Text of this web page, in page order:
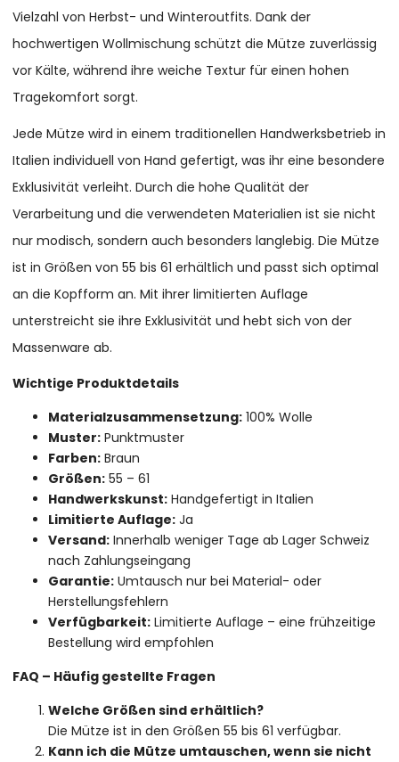
Vielzahl von Herbst- und Winteroutfits. Dank der
hochwertigen Wollmischung schützt die Mütze zuverlässig
vor Kälte, während ihre weiche Textur für einen hohen
Tragekomfort sorgt.
Jede Mütze wird in einem traditionellen Handwerksbetrieb in
Italien individuell von Hand gefertigt, was ihr eine besondere
Exklusivität verleiht. Durch die hohe Qualität der
Verarbeitung und die verwendeten Materialien ist sie nicht
nur modisch, sondern auch besonders langlebig. Die Mütze
ist in Größen von 55 bis 61 erhältlich und passt sich optimal
an die Kopfform an. Mit ihrer limitierten Auflage
unterstreicht sie ihre Exklusivität und hebt sich von der
Massenware ab.
Wichtige Produktdetails
Materialzusammensetzung: 100% Wolle
Muster: Punktmuster
Farben: Braun
Größen: 55 – 61
Handwerkskunst: Handgefertigt in Italien
Limitierte Auflage: Ja
Versand: Innerhalb weniger Tage ab Lager Schweiz
nach Zahlungseingang
Garantie: Umtausch nur bei Material- oder
Herstellungsfehlern
Verfügbarkeit: Limitierte Auflage – eine frühzeitige
Bestellung wird empfohlen
FAQ – Häufig gestellte Fragen
Welche Größen sind erhältlich?
Die Mütze ist in den Größen 55 bis 61 verfügbar.
Kann ich die Mütze umtauschen, wenn sie nicht